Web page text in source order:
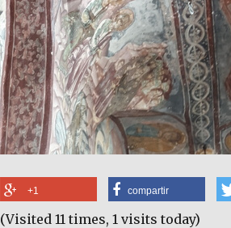
+1 compartir
(Visited 11 times, 1 visits today)